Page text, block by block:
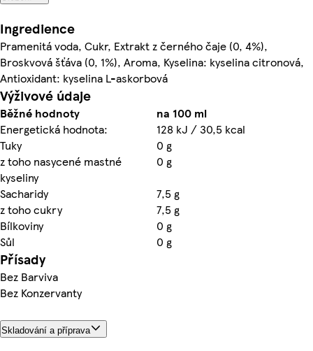
Ingredience
Pramenitá voda, Cukr, Extrakt z černého čaje (0, 4%),
Broskvová šťáva (0, 1%), Aroma, Kyselina: kyselina citronová,
Antioxidant: kyselina L-askorbová
Výživové údaje
Běžné hodnoty
na 100 ml
Energetická hodnota:
128 kJ / 30,5 kcal
Tuky
0 g
z toho nasycené mastné
kyseliny
0 g
Sacharidy
7,5 g
z toho cukry
7,5 g
Bílkoviny
0 g
Sůl
0 g
Přísady
Bez Barviva
Bez Konzervanty
Skladování a příprava